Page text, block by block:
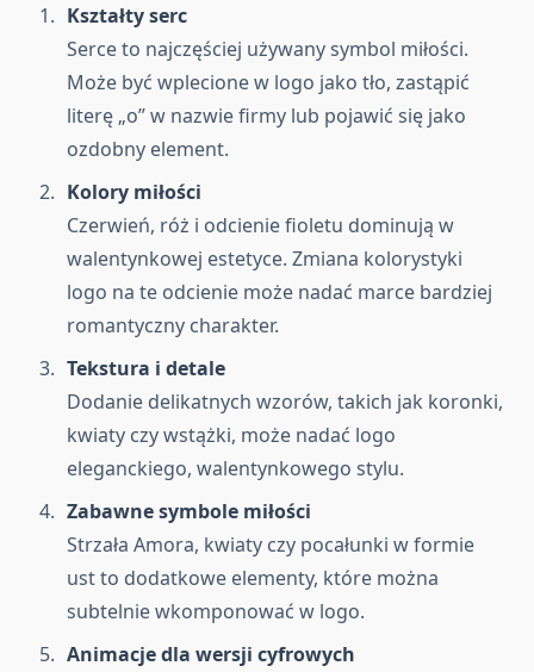
Kształty serc
Serce to najczęściej używany symbol miłości.
Może być wplecione w logo jako tło, zastąpić
literę „o” w nazwie firmy lub pojawić się jako
ozdobny element.
Kolory miłości
Czerwień, róż i odcienie fioletu dominują w
walentynkowej estetyce. Zmiana kolorystyki
logo na te odcienie może nadać marce bardziej
romantyczny charakter.
Tekstura i detale
Dodanie delikatnych wzorów, takich jak koronki,
kwiaty czy wstążki, może nadać logo
eleganckiego, walentynkowego stylu.
Zabawne symbole miłości
Strzała Amora, kwiaty czy pocałunki w formie
ust to dodatkowe elementy, które można
subtelnie wkomponować w logo.
Animacje dla wersji cyfrowych